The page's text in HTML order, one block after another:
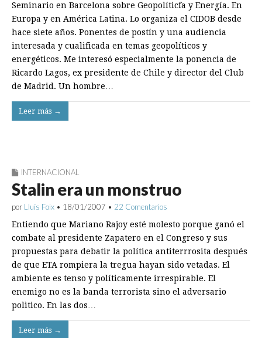
Seminario en Barcelona sobre Geopolíticfa y Energía. En
Europa y en América Latina. Lo organiza el CIDOB desde
hace siete años. Ponentes de postín y una audiencia
interesada y cualificada en temas geopolíticos y
energéticos. Me interesó especialmente la ponencia de
Ricardo Lagos, ex presidente de Chile y director del Club
de Madrid. Un hombre…
Leer más →
INTERNACIONAL
Stalin era un monstruo
por Lluís Foix • 18/01/2007 • 22 Comentarios
Entiendo que Mariano Rajoy esté molesto porque ganó el
combate al presidente Zapatero en el Congreso y sus
propuestas para debatir la política antiterrrosita después
de que ETA rompiera la tregua hayan sido vetadas. El
ambiente es tenso y políticamente irrespirable. El
enemigo no es la banda terrorista sino el adversario
polìtico. En las dos…
Leer más →